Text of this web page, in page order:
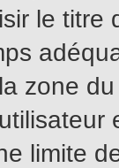
le
zone
limite